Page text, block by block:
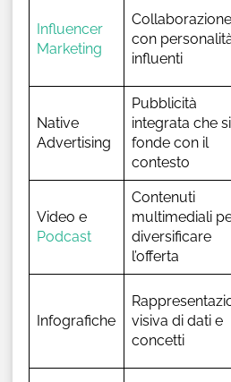
Influencer
Marketing
Collaborazione
con
influenti
Native
Advertising
Pubblicità
integrata che si
fonde con il
contesto
Video e
Podcast
Contenuti
multimediali
diversificare
l’offerta
Infografiche
visiva di dati e
concetti